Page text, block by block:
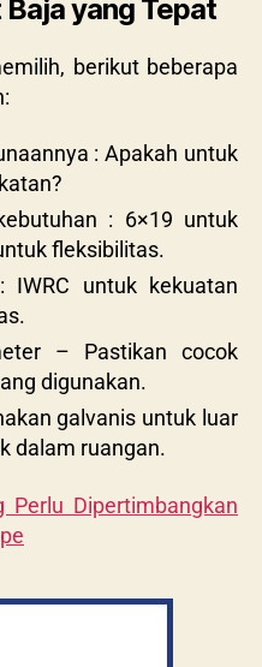
yang Tepat
berikut beberapa
: Apakah untuk
: 6×19 untuk
fleksibilitas.
untuk kekuatan
– Pastikan cocok
digunakan.
galvanis untuk luar
dalam ruangan.
Perlu Dipertimbangkan